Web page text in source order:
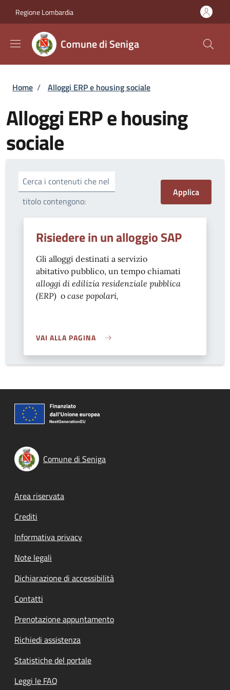
Regione Lombardia
Comune di Seniga
Briciole di pane
Home / Alloggi ERP e housing sociale
Alloggi ERP e housing
sociale
Cerca i contenuti che nel
titolo contengono:
Risiedere in un alloggio SAP
Gli alloggi destinati a servizio
abitativo pubblico, un tempo chiamati
alloggi di edilizia residenziale pubblica
(ERP) o case popolari,
VAI ALLA PAGINA
Comune di Seniga
Footer menu
Area riservata
Crediti
Informativa privacy
Note legali
Dichiarazione di accessibilità
Contatti
Prenotazione appuntamento
Richiedi assistenza
Statistiche del portale
Leggi le FAQ